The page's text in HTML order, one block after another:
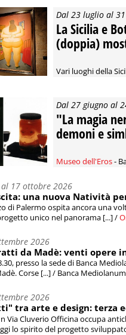
Dal 23 luglio al
La Sicilia e
(doppia)
Vari luoghi della
Dal 27 giugno al
"La magia
demoni e
Museo dell'Eros-
17 ottobre 2026
una nuova Natività
di Palermo ospita ancora una
unico nel panorama [...] /
2026
da Madè: venti opere
presso la sede di Banca
Corse [...] / Banca
2026
tra arte e design: terza
Via Cluverio Officina occupa
lo spirito del progetto